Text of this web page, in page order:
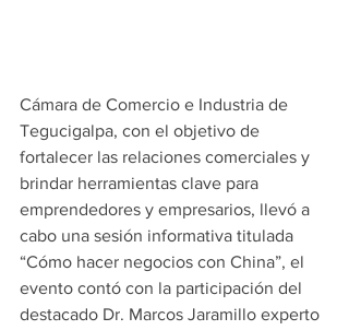
Cámara de Comercio e Industria de
Tegucigalpa, con el objetivo de
fortalecer las relaciones comerciales y
brindar herramientas clave para
emprendedores y empresarios, llevó a
cabo una sesión informativa titulada
“Cómo hacer negocios con China”, el
evento contó con la participación del
destacado Dr. Marcos Jaramillo experto